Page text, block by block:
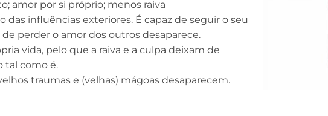
amor por si próprio; menos raiva
das influências exteriores. É capaz de seguir o seu
perder o amor dos outros desaparece.
vida, pelo que a raiva e a culpa deixam de
tal como é.
traumas e (velhas) mágoas desaparecem.